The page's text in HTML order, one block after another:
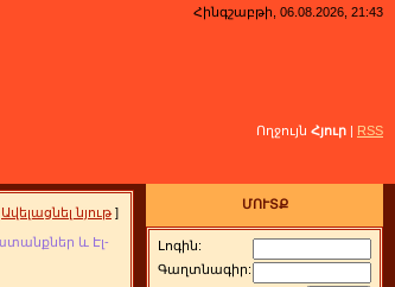
Հինգշաբթի, 06.08.2026, 21:43
Ողջույն Հյուր | RSS
Ավելացնել նյութ ]
և Էլ-
ՄՈՒՏՔ
Լոգին:
Գաղտնագիր: